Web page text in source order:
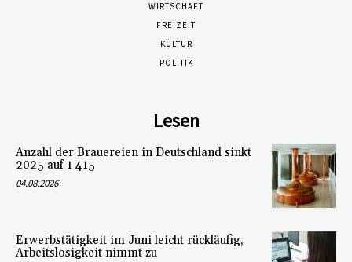
WIRTSCHAFT
FREIZEIT
KULTUR
POLITIK
Lesen
Anzahl der Brauereien in Deutschland sinkt
2025 auf 1 415
04.08.2026
Erwerbstätigkeit im Juni leicht rückläufig,
Arbeitslosigkeit nimmt zu